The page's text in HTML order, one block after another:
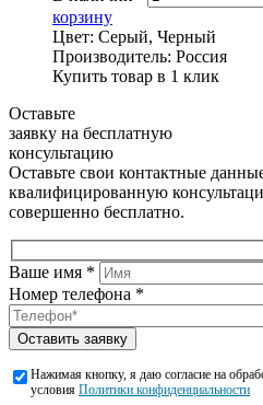
корзину
Цвет: Серый, Черный
Производитель: Россия
Купить товар в 1 клик
Оставьте
заявку на бесплатную
консультацию
Оставьте свои контактные
квалифицированную
совершенно бесплатно.
Ваше имя *
Номер телефона *
Оставить заявку
Нажимая кнопку, я даю согласие на
условия Политики конфиденциальности